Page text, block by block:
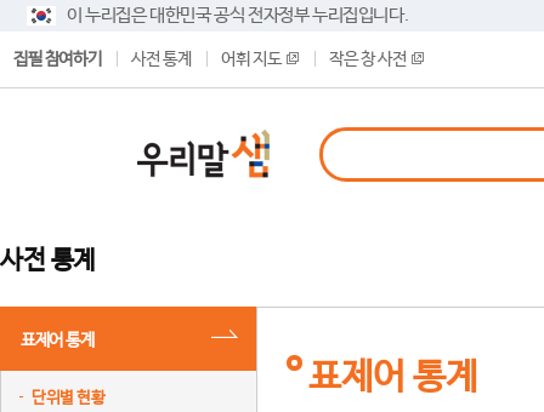
이 누리집은 대한민국 공식 전자정부 누리집입니다.
집필 참여하기 사전 통계 어휘 지도 작은 창 사전
사전 통계
표제어 통계
단위별 현황
표제어 통계